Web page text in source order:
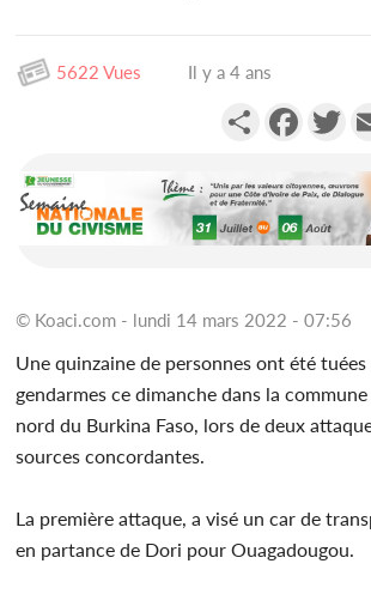
5622 Vues Il y a 4 ans
Partager
© Koaci.com - lundi 14 mars 2022 - 07:56
Une quinzaine de personnes ont été
gendarmes ce dimanche dans la
nord du Burkina Faso, lors de deux
sources concordantes.
La première attaque, a visé un car de
en partance de Dori pour Ouagadougou.